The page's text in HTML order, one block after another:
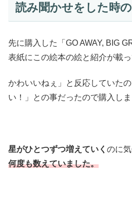
読み聞かせをした時
先に購入した「GO AWAY, BIG
表紙にこの絵本の絵と紹介が載
かわいいねぇ」と反応していた
い！」との事だったので購入しま
星がひとつずつ増えていく のに気
何度も数えていました。